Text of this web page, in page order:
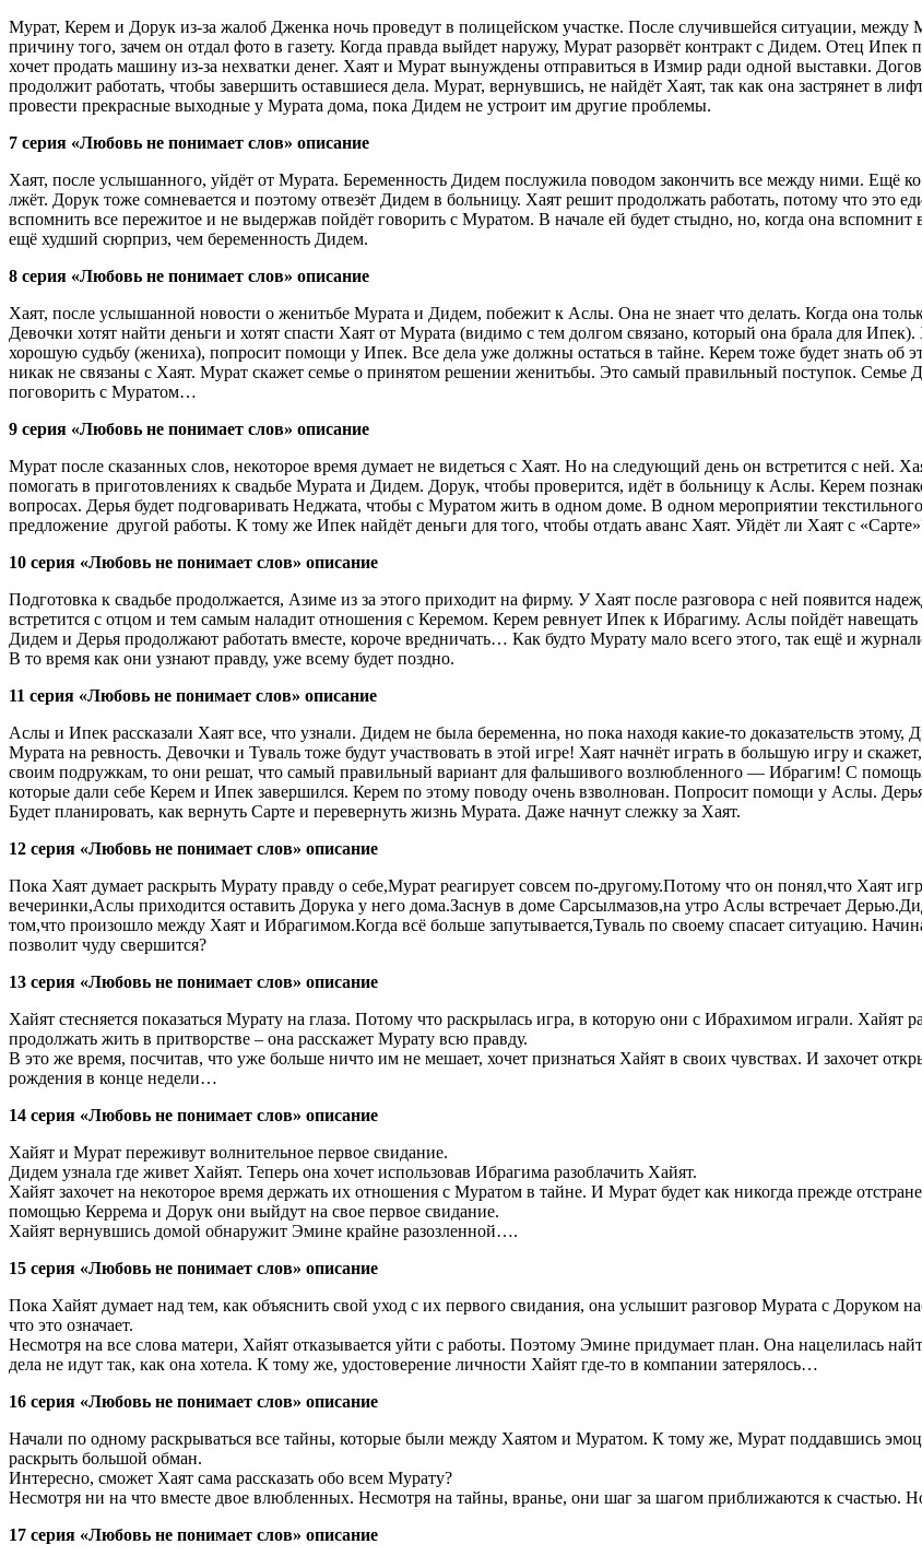
Мурат, Керем и Дорук из-за жалоб Дженка ночь проведут в полицейском участке. После случившейся ситуации,
причину того, зачем он отдал фото в газету. Когда правда выйдет наружу, Мурат разорвёт контракт с Дидем. Отец Ипек
хочет продать машину из-за нехватки денег. Хаят и Мурат вынуждены отправиться в Измир ради одной выставки.
продолжит работать, чтобы завершить оставшиеся дела. Мурат, вернувшись, не найдёт Хаят, так как она застрянет в
провести прекрасные выходные у Мурата дома, пока Дидем не устроит им другие проблемы.
7 серия «Любовь не понимает слов» описание
Хаят, после услышанного, уйдёт от Мурата. Беременность Дидем послужила поводом закончить все между ними. Ещё
лжёт. Дорук тоже сомневается и поэтому отвезёт Дидем в больницу. Хаят решит продолжать работать, потому что это
вспомнить все пережитое и не выдержав пойдёт говорить с Муратом. В начале ей будет стыдно, но, когда она
ещё худший сюрприз, чем беременность Дидем.
8 серия «Любовь не понимает слов» описание
Хаят, после услышанной новости о женитьбе Мурата и Дидем, побежит к Аслы. Она не знает что делать. Когда она
Девочки хотят найти деньги и хотят спасти Хаят от Мурата (видимо с тем долгом связано, который она брала для
хорошую судьбу (жениха), попросит помощи у Ипек. Все дела уже должны остаться в тайне. Керем тоже будет знать об
никак не связаны с Хаят. Мурат скажет семье о принятом решении женитьбы. Это самый правильный поступок. Семье
поговорить с Муратом…
9 серия «Любовь не понимает слов» описание
Мурат после сказанных слов, некоторое время думает не видеться с Хаят. Но на следующий день он встретится с ней.
помогать в приготовлениях к свадьбе Мурата и Дидем. Дорук, чтобы проверится, идёт в больницу к Аслы. Керем
вопросах. Дерья будет подговаривать Неджата, чтобы с Муратом жить в одном доме. В одном мероприятии
предложение другой работы. К тому же Ипек найдёт деньги для того, чтобы отдать аванс Хаят. Уйдёт ли Хаят с
10 серия «Любовь не понимает слов» описание
Подготовка к свадьбе продолжается, Азиме из за этого приходит на фирму. У Хаят после разговора с ней появится
встретится с отцом и тем самым наладит отношения с Керемом. Керем ревнует Ипек к Ибрагиму. Аслы пойдёт навещать
Дидем и Дерья продолжают работать вместе, короче вредничать… Как будто Мурату мало всего этого, так ещё и
В то время как они узнают правду, уже всему будет поздно.
11 серия «Любовь не понимает слов» описание
Аслы и Ипек рассказали Хаят все, что узнали. Дидем не была беременна, но пока находя какие-то доказательств
Мурата на ревность. Девочки и Туваль тоже будут участвовать в этой игре! Хаят начнёт играть в большую игру и
своим подружкам, то они решат, что самый правильный вариант для фальшивого возлюбленного — Ибрагим! С
которые дали себе Керем и Ипек завершился. Керем по этому поводу очень взволнован. Попросит помощи у Аслы.
Будет планировать, как вернуть Сарте и перевернуть жизнь Мурата. Даже начнут слежку за Хаят.
12 серия «Любовь не понимает слов» описание
Пока Хаят думает раскрыть Мурату правду о себе,Мурат реагирует совсем по-другому.Потому что он понял,что Хаят
вечеринки,Аслы приходится оставить Дорука у него дома.Заснув в доме Сарсылмазов,на утро Аслы встречает
том,что произошло между Хаят и Ибрагимом.Когда всё больше запутывается,Туваль по своему спасает ситуацию.
позволит чуду свершится?
13 серия «Любовь не понимает слов» описание
Хайят стесняется показаться Мурату на глаза. Потому что раскрылась игра, в которую они с Ибрахимом играли. Хайят
продолжать жить в притворстве – она расскажет Мурату всю правду.
В это же время, посчитав, что уже больше ничто им не мешает, хочет признаться Хайят в своих чувствах. И захочет
рождения в конце недели…
14 серия «Любовь не понимает слов» описание
Хайят и Мурат переживут волнительное первое свидание.
Дидем узнала где живет Хайят. Теперь она хочет использовав Ибрагима разоблачить Хайят.
Хайят захочет на некоторое время держать их отношения с Муратом в тайне. И Мурат будет как никогда прежде
помощью Керрема и Дорук они выйдут на свое первое свидание.
Хайят вернувшись домой обнаружит Эмине крайне разозленной….
15 серия «Любовь не понимает слов» описание
Пока Хайят думает над тем, как объяснить свой уход с их первого свидания, она услышит разговор Мурата с Доруком
что это означает.
Несмотря на все слова матери, Хайят отказывается уйти с работы. Поэтому Эмине придумает план. Она нацелилась
дела не идут так, как она хотела. К тому же, удостоверение личности Хайят где-то в компании затерялось…
16 серия «Любовь не понимает слов» описание
Начали по одному раскрываться все тайны, которые были между Хаятом и Муратом. К тому же, Мурат поддавшись
раскрыть большой обман.
Интересно, сможет Хаят сама рассказать обо всем Мурату?
Несмотря ни на что вместе двое влюбленных. Несмотря на тайны, вранье, они шаг за шагом приближаются к счастью.
17 серия «Любовь не понимает слов» описание